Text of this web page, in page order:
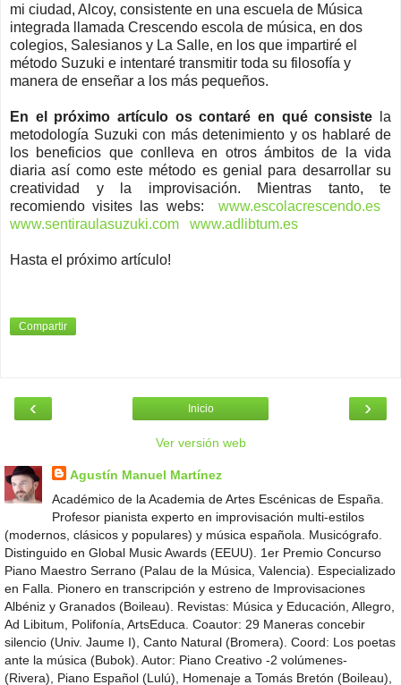
mi ciudad, Alcoy, consistente en una escuela de Música
integrada llamada Crescendo escola de música, en dos
colegios, Salesianos y La Salle, en los que impartiré el
método Suzuki e intentaré transmitir toda su filosofía y
manera de enseñar a los más pequeños.
En el próximo artículo os contaré en qué consiste
la
metodología Suzuki con más detenimiento y os hablaré de
los beneficios que conlleva en otros ámbitos de la vida
diaria así como este método es genial para desarrollar su
creatividad y la improvisación. Mientras tanto, te
recomiendo visites las webs: www.escolacrescendo.es
www.sentiraulasuzuki.com
www.adlibtum.es
Hasta el próximo artículo!
Compartir
‹ ›
Inicio
Ver versión web
Agustín Manuel Martínez
Académico de la Academia de Artes Escénicas de España.
Profesor pianista experto en improvisación multi-estilos
(modernos, clásicos y populares) y música española. Musicógrafo.
Distinguido en Global Music Awards (EEUU). 1er Premio Concurso
Piano Maestro Serrano (Palau de la Música, Valencia). Especializado
en Falla. Pionero en transcripción y estreno de Improvisaciones
Albéniz y Granados (Boileau). Revistas: Música y Educación, Allegro,
Ad Libitum, Polifonía, ArtsEduca. Coautor: 29 Maneras concebir
silencio (Univ. Jaume I), Canto Natural (Bromera). Coord: Los poetas
ante la música (Bubok). Autor: Piano Creativo -2 volúmenes-
(Rivera), Piano Español (Lulú), Homenaje a Tomás Bretón (Boileau),